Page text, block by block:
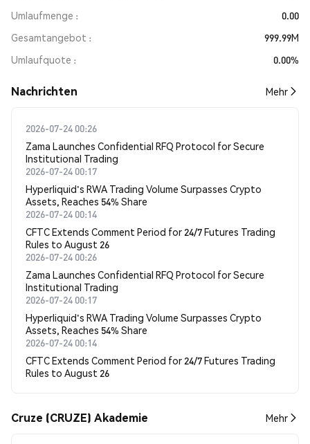
Umlaufmenge
0.00
Gesamtangebot
999.99M
Umlaufquote
0.00%
Nachrichten Mehr
2026-07-24 00:26
Zama Launches Confidential RFQ Protocol for Secure
Institutional Trading
2026-07-24 00:17
Hyperliquid's RWA Trading Volume Surpasses Crypto
Assets, Reaches 54% Share
2026-07-24 00:14
CFTC Extends Comment Period for 24/7 Futures Trading
Rules to August 26
2026-07-24 00:26
Zama Launches Confidential RFQ Protocol for Secure
Institutional Trading
2026-07-24 00:17
Hyperliquid's RWA Trading Volume Surpasses Crypto
Assets, Reaches 54% Share
2026-07-24 00:14
CFTC Extends Comment Period for 24/7 Futures Trading
Rules to August 26
Cruze (CRUZE) Akademie Mehr